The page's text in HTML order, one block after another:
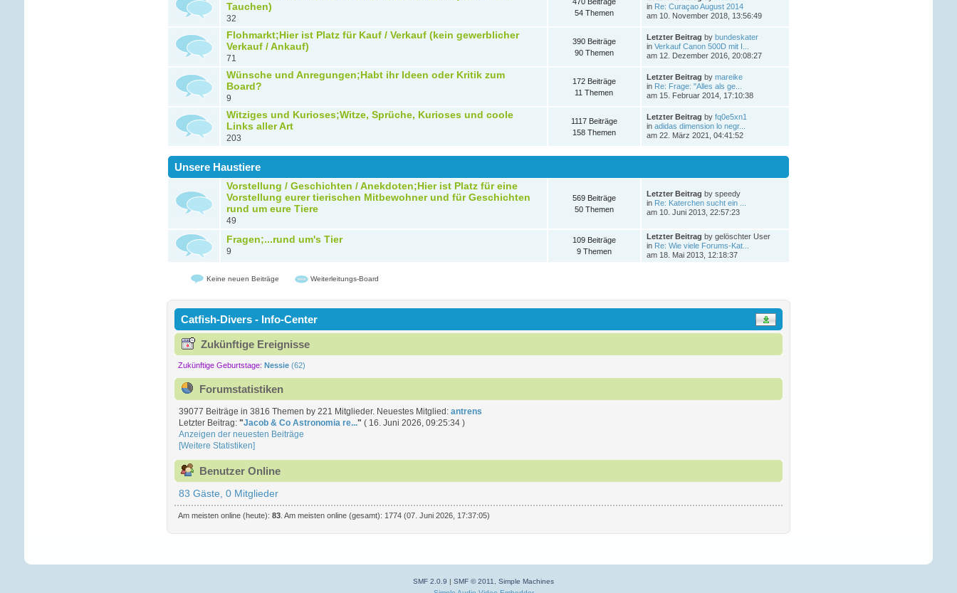
Tauchen)
32
54 Themen
in Re: Curaçao August 2014
am 10. November 2018, 13:56:49
Flohmarkt;Hier ist Platz für Kauf / Verkauf (kein gewerblicher
Verkauf / Ankauf)
71
390 Beiträge
90 Themen
Letzter Beitrag bybundeskater
inVerkauf Canon 500D mit I...
am 12. Dezember 2016, 20:08:27
Wünsche und Anregungen;Habt ihr Ideen oder Kritik zum
Board?
9
172 Beiträge
11 Themen
Letzter Beitrag bymareike
in Re: Frage: "Alles als ge...
am 15. Februar 2014, 17:10:38
Witziges und Kurioses;Witze, Sprüche, Kurioses und coole
Links aller Art
203
1117 Beiträge
158 Themen
Letzter Beitrag byfq0e5xn1
inadidas dimension lo negr...
am 22. März 2021, 04:41:52
Unsere Haustiere
Vorstellung / Geschichten / Anekdoten;Hier ist Platz für eine
Vorstellung eurer tierischen Mitbewohner und für Geschichten
rund um eure Tiere
49
569 Beiträge
50 Themen
Letzter Beitrag by speedy
in Re: Katerchen sucht ein ...
am 10. Juni 2013, 22:57:23
Fragen;...rund um's Tier
9
109 Beiträge
9 Themen
Letzter Beitrag by gelöschter User
in Re: Wie viele Forums-Kat...
am 18. Mai 2013, 12:18:37
Keine neuen Beiträge Weiterleitungs-Board
Catfish-Divers - Info-Center
Zukünftige Ereignisse
Zukünftige Geburtstage: Nessie(62)
Forumstatistiken
39077 Beiträge in 3816 Themen by 221 Mitglieder. Neuestes Mitglied: antrens
Letzter Beitrag: "Jacob & Co Astronomia re..." ( 16. Juni 2026, 09:25:34 )
Anzeigen der neuesten Beiträge
[Weitere Statistiken]
Benutzer Online
83 Gäste, 0 Mitglieder
Am meisten online (heute): 83. Am meisten online (gesamt): 1774 (07. Juni 2026, 17:37:05)
SMF 2.0.9 |SMF © 2011,Simple Machines